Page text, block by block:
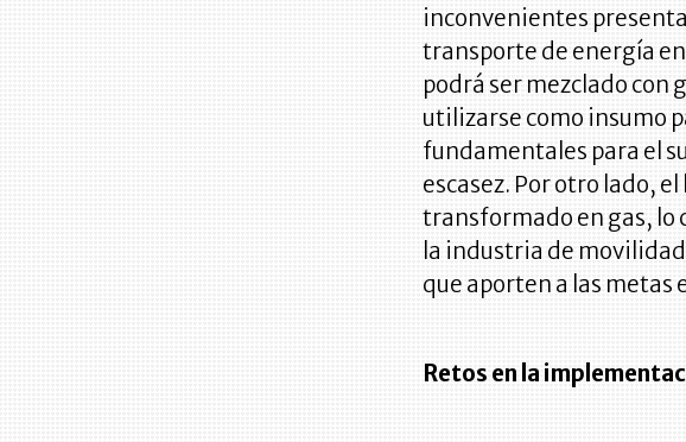
inconvenientes
transporte de energía
podrá ser mezclado con
utilizarse como insumo
fundamentales para el
escasez. Por otro lado,
transformado en gas, lo
la industria de
que aporten a las
Retos en la